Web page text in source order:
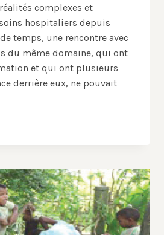
complexes et
hospitaliers depuis
temps, une rencontre avec
du même domaine, qui ont
et qui ont plusieurs
derrière eux, ne pouvait